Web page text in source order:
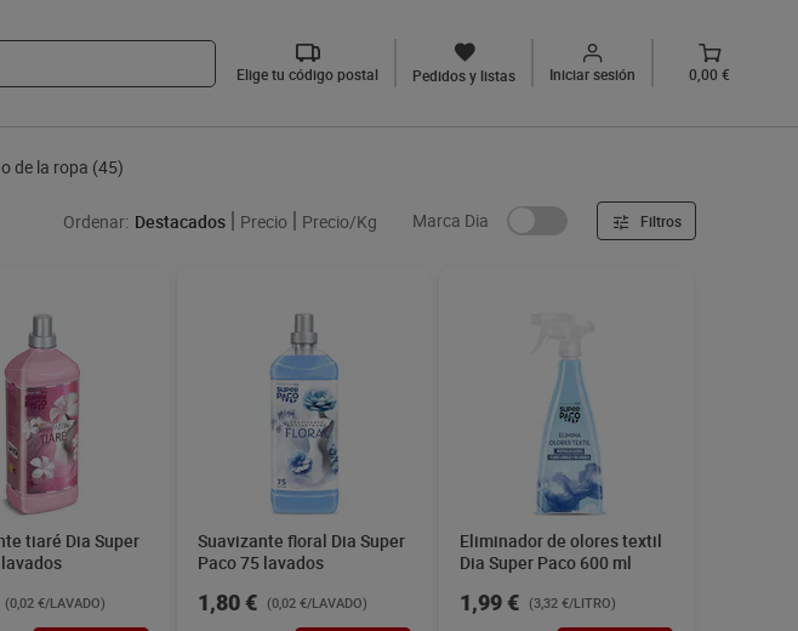
Elige tu código postal Pedidos y listas Iniciar sesión 0,00 €
de la ropa (45)
Ordenar: Destacados Precio Precio/Kg Marca Dia Filtros
tiaré Dia Super
(0,02 €/LAVADO)
Suavizante floral Dia Super
Paco 75 lavados
1,80 € (0,02 €/LAVADO)
Eliminador de olores textil
Dia Super Paco 600 ml
1,99 € (3,32 €/LITRO)